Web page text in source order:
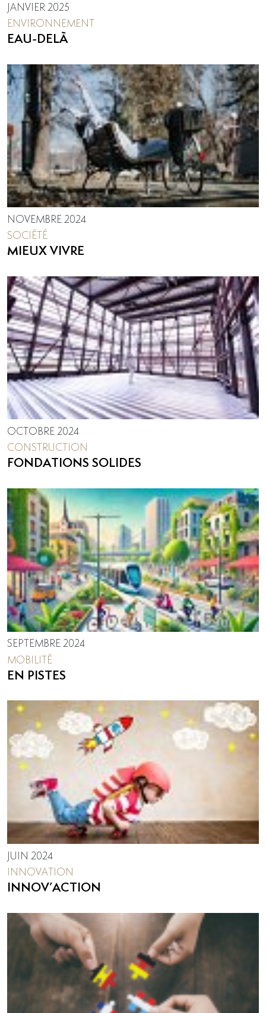
JANVIER 2025
ENVIRONNEMENT
EAU-DELÀ
NOVEMBRE 2024
SOCIÉTÉ
MIEUX VIVRE
OCTOBRE 2024
CONSTRUCTION
FONDATIONS SOLIDES
SEPTEMBRE 2024
MOBILITÉ
EN PISTES
JUIN 2024
INNOVATION
INNOV’ACTION